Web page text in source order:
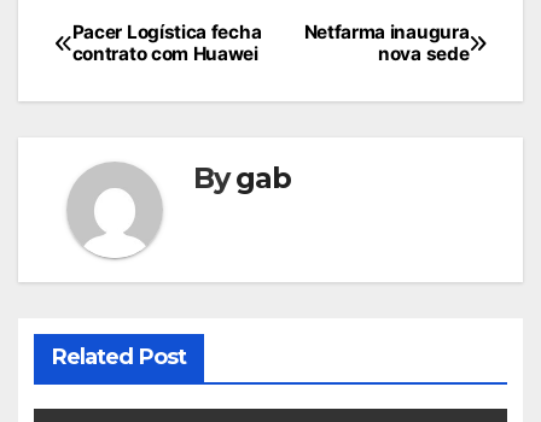
Navegação
de
Post
Netfarma inaugura
nova sede
Pacer Logística fecha
contrato com Huawei
Bygab
Related Post